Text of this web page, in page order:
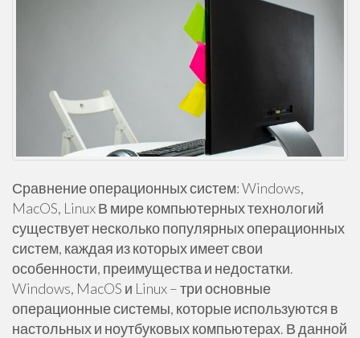
Сравнение операционных систем: Windows,
MacOS, Linux В мире компьютерных технологий
существует несколько популярных операционных
систем, каждая из которых имеет свои
особенности, преимущества и недостатки.
Windows, MacOS и Linux – три основные
операционные системы, которые используются в
настольных и ноутбуковых компьютерах. В данной